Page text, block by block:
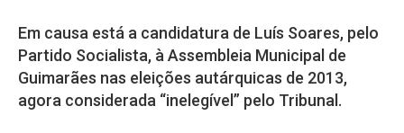
Em causa está a candidatura de Luís Soares, pelo
Partido Socialista, à Assembleia Municipal de
Guimarães nas eleições autárquicas de 2013,
agora considerada “inelegível” pelo Tribunal.